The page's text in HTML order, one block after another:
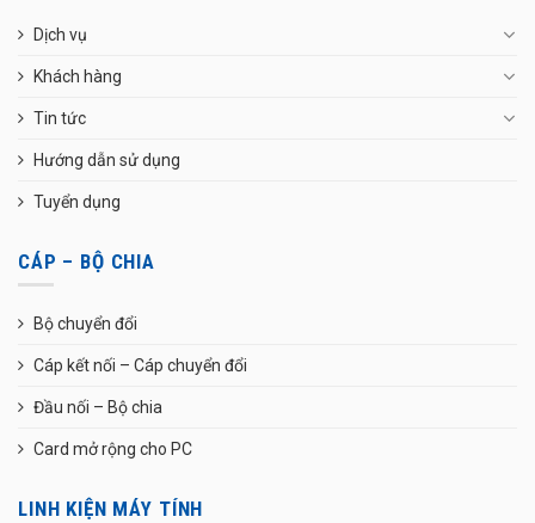
Dịch vụ
Khách hàng
Tin tức
Hướng dẫn sử dụng
Tuyển dụng
CÁP – BỘ CHIA
Bộ chuyển đổi
Cáp kết nối – Cáp chuyển đổi
Đầu nối – Bộ chia
Card mở rộng cho PC
LINH KIỆN MÁY TÍNH